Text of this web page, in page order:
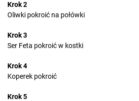
Krok 2
Oliwki pokroić na połówki
Krok 3
Ser Feta pokroić w kostki
Krok 4
Koperek pokroić
Krok 5